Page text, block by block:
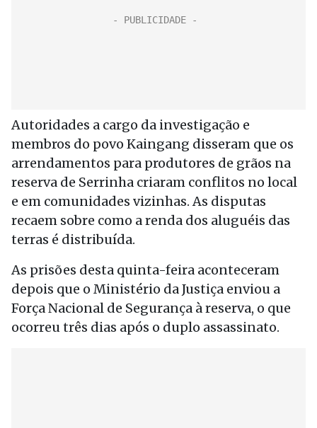
Autoridades a cargo da investigação e
membros do povo Kaingang disseram que os
arrendamentos para produtores de grãos na
reserva de Serrinha criaram conflitos no local
e em comunidades vizinhas. As disputas
recaem sobre como a renda dos aluguéis das
terras é distribuída.
As prisões desta quinta-feira aconteceram
depois que o Ministério da Justiça enviou a
Força Nacional de Segurança à reserva, o que
ocorreu três dias após o duplo assassinato.